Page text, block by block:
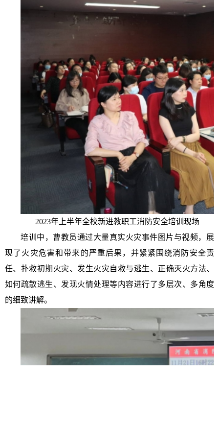
2023年上半年全校新进教职工消防安全培训现场
培训中，曹教员通过大量真实火灾事件图片与视频，展
现了火灾危害和带来的严重后果，并紧紧围绕消防安全责
任、扑救初期火灾、发生火灾自救与逃生、正确灭火方法、
如何疏散逃生、发现火情处理等内容进行了多层次、多角度
的细致讲解。